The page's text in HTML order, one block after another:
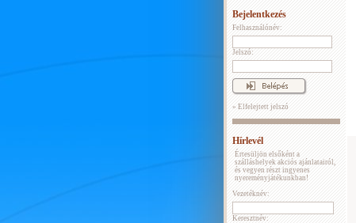
Bejelentkezés
Felhasználónév:
Jelszó:
» Elfelejtett jelszó
Hírlevél
Értesüljön elsőként a
szálláshelyek akciós ajánlatairól,
és vegyen részt ingyenes
nyereményjátékunkban!
Vezetéknév:
Keresztnév: